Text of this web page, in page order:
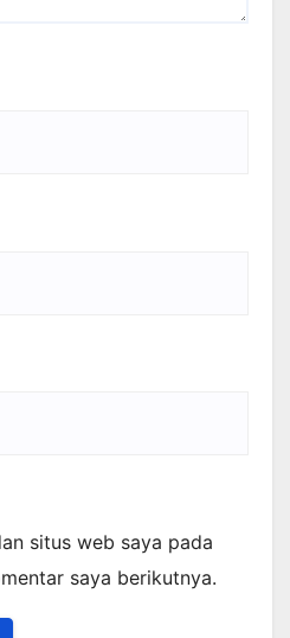
situs web saya pada
saya berikutnya.